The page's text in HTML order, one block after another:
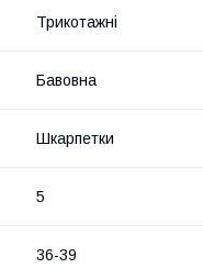
Трикотажні
Бавовна
Шкарпетки
5
36-39